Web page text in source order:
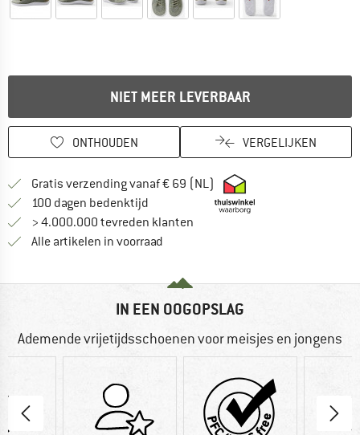
NIET MEER LEVERBAAR
ONTHOUDEN VERGELIJKEN
Gratis verzending vanaf € 69 (NL) Vind hier de
100 dagen bedenktijd Vind de betalingsinformatie hier!
> 4.000.000 tevreden klanten
Alle artikelen in voorraad
IN EEN OOGOPSLAG
Ademende vrijetijdsschoenen voor meisjes en jongens